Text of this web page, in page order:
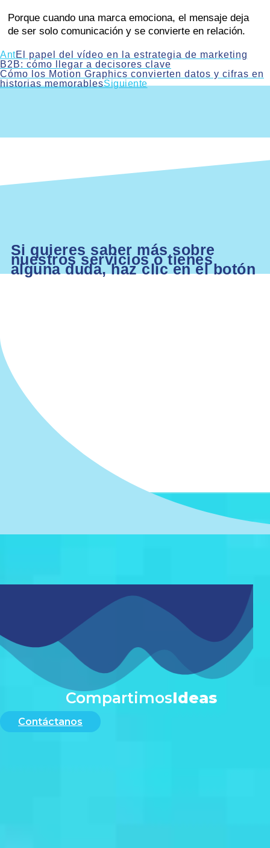
Porque cuando una marca emociona, el mensaje deja
de ser solo comunicación y se convierte en relación.
AntEl papel del vídeo en la estrategia de marketing
B2B: cómo llegar a decisores clave
Cómo los Motion Graphics convierten datos y cifras en
historias memorablesSiguiente
Si quieres saber más sobre
nuestros servicios o tienes
alguna duda, haz clic en el botón
CompartimosIdeas
Contáctanos